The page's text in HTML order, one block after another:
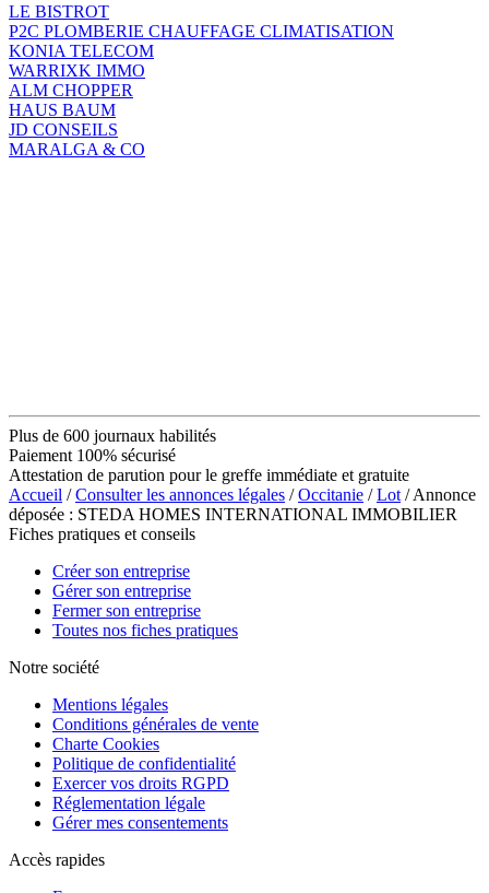
LE BISTROT
P2C PLOMBERIE CHAUFFAGE CLIMATISATION
KONIA TELECOM
WARRIXK IMMO
ALM CHOPPER
HAUS BAUM
JD CONSEILS
MARALGA & CO
Plus de 600 journaux habilités
Paiement 100% sécurisé
Attestation de parution pour le greffe immédiate et gratuite
Accueil /Consulter les annonces légales /Occitanie /Lot / Annonce
déposée : STEDA HOMES INTERNATIONAL IMMOBILIER
Fiches pratiques et conseils
Créer son entreprise
Gérer son entreprise
Fermer son entreprise
Toutes nos fiches pratiques
Notre société
Mentions légales
Conditions générales de vente
Charte Cookies
Politique de confidentialité
Exercer vos droits RGPD
Réglementation légale
Gérer mes consentements
Accès rapides